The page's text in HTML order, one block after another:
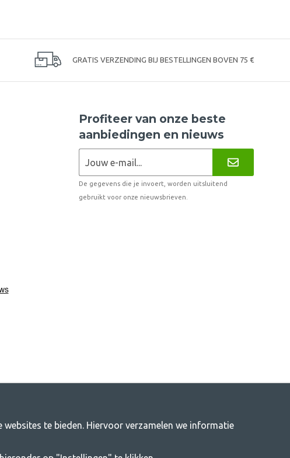
GRATIS VERZENDING BIJ BESTELLINGEN BOVEN 75 €
Profiteer van onze beste
aanbiedingen en nieuws
De gegevens die je invoert, worden uitsluitend
gebruikt voor onze nieuwsbrieven.
buitenleven
te bieden. Hiervoor verzamelen we informatie